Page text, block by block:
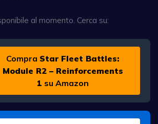
al momento. Cerca su:
Compra Star Fleet Battles:
Module R2 – Reinforcements
1 su Amazon